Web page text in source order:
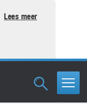
Lees meer